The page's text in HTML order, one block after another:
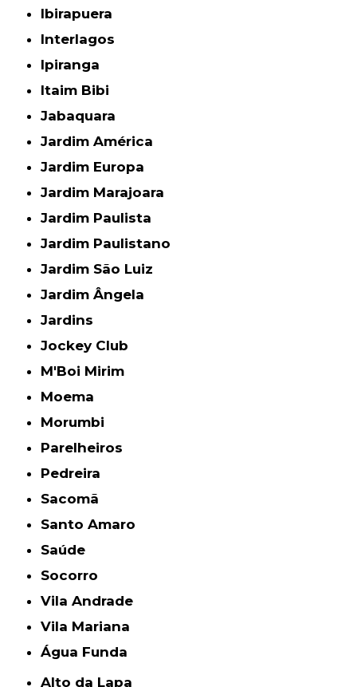
Ibirapuera
Interlagos
Ipiranga
Itaim Bibi
Jabaquara
Jardim América
Jardim Europa
Jardim Marajoara
Jardim Paulista
Jardim Paulistano
Jardim São Luiz
Jardim Ângela
Jardins
Jockey Club
M'Boi Mirim
Moema
Morumbi
Parelheiros
Pedreira
Sacomã
Santo Amaro
Saúde
Socorro
Vila Andrade
Vila Mariana
Água Funda
Alto da Lapa